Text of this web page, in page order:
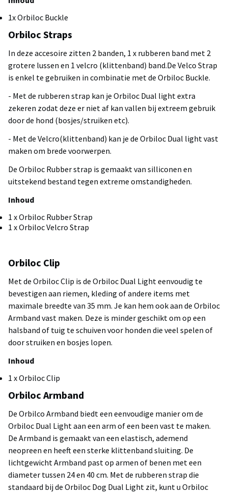
1x Orbiloc Buckle
Orbiloc Straps
In deze accesoire zitten 2 banden, 1 x rubberen band met 2
grotere lussen en 1 velcro (klittenband) band.De Velco Strap
is enkel te gebruiken in combinatie met de Orbiloc Buckle.
- Met de rubberen strap kan je Orbiloc Dual light extra
zekeren zodat deze er niet af kan vallen bij extreem gebruik
door de hond (bosjes/struiken etc).
- Met de Velcro(klittenband) kan je de Orbiloc Dual light vast
maken om brede voorwerpen.
De Orbiloc Rubber strap is gemaakt van silliconen en
uitstekend bestand tegen extreme omstandigheden.
Inhoud
1 x Orbiloc Rubber Strap
1 x Orbiloc Velcro Strap
Orbiloc Clip
Met de Orbiloc Clip is de Orbiloc Dual Light eenvoudig te
bevestigen aan riemen, kleding of andere items met
maximale breedte van 35 mm. Je kan hem ook aan de Orbiloc
Armband vast maken. Deze is minder geschikt om op een
halsband of tuig te schuiven voor honden die veel spelen of
door struiken en bosjes lopen.
Inhoud
1 x Orbiloc Clip
Orbiloc Armband
De Orbilco Armband biedt een eenvoudige manier om de
Orbiloc Dual Light aan een arm of een been vast te maken.
De Armband is gemaakt van een elastisch, ademend
neopreen en heeft een sterke klittenband sluiting. De
lichtgewicht Armband past op armen of benen met een
diameter tussen 24 en 40 cm. Met de rubberen strap die
standaard bij de Orbiloc Dog Dual Light zit, kunt u Orbiloc